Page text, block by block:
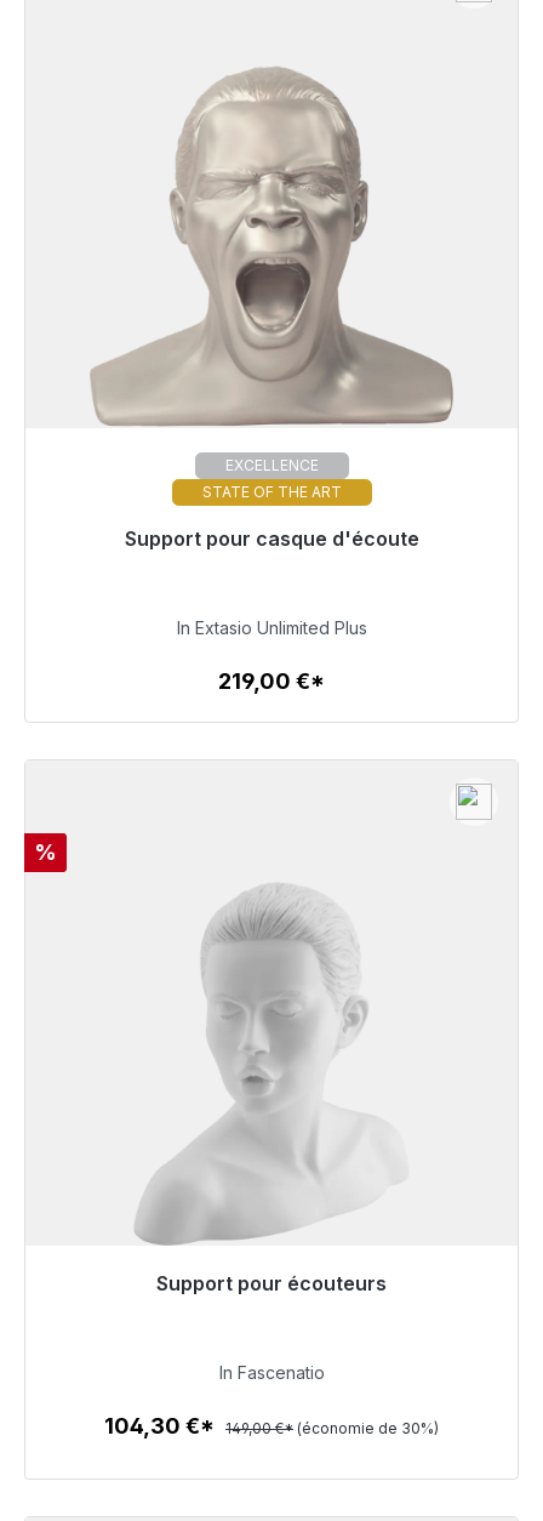
EXCELLENCE
STATE OF THE ART
Support pour casque d'écoute
Prêt à être expédié, délai de livraison 48h*
Détails
In Extasio Unlimited Plus
219,00 €*
Réduction
%
Support pour écouteurs
104,30 €
In Fascenatio
104,30 €* 149,00 €* (économie de 30%)